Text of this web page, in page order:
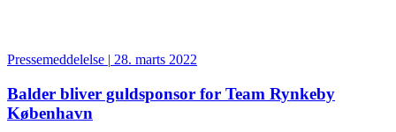
Pressemeddelelse | 28. marts 2022
Balder bliver guldsponsor for Team Rynkeby
København